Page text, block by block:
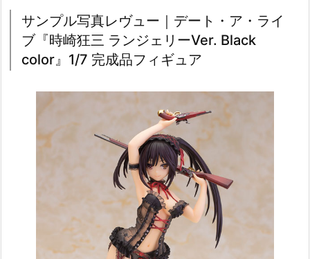
サンプル写真レヴュー｜デート・ア・ライ
ブ『時崎狂三 ランジェリーVer. Black
color』1/7 完成品フィギュア